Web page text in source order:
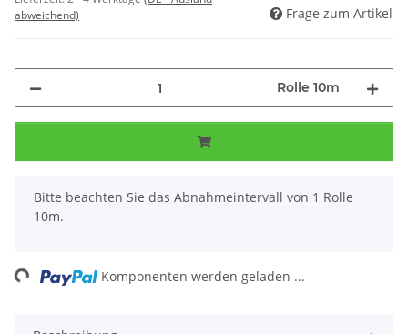
abweichend)
Frage zum Artikel
Rolle 10m
x
Bitte beachten Sie das Abnahmeintervall von 1 Rolle
10m.
Komponenten werden geladen ...